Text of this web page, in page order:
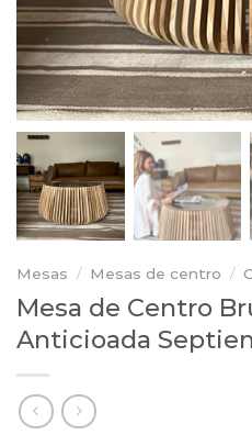
Mesas / Mesas de centro /
Mesa de Centro
Anticioada